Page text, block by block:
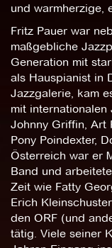
und warmherzige,
Fritz Pauer war
maßgebliche
Generation mit
als Hauspianist in
Jazzgalerie, kam
mit internationalen
Johnny Griffin, Art
Pony Poindexter,
Österreich war er
Band und
Zeit wie Fatty
Erich
den ORF (und
tätig. Viele seiner